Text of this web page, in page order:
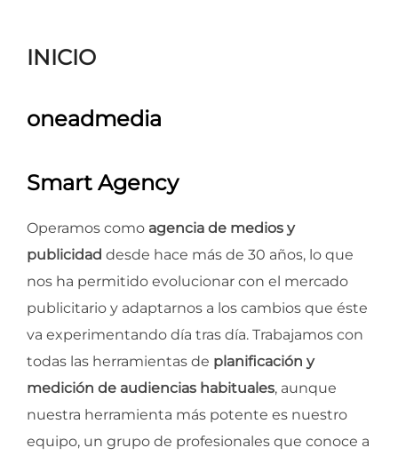
INICIO
oneadmedia
Smart Agency
Operamos como agencia de medios y
publicidad desde hace más de 30 años, lo que
nos ha permitido evolucionar con el mercado
publicitario y adaptarnos a los cambios que éste
va experimentando día tras día. Trabajamos con
todas las herramientas de planificación y
medición de audiencias habituales, aunque
nuestra herramienta más potente es nuestro
equipo, un grupo de profesionales que conoce a